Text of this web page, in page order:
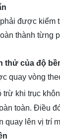
được kiểm
thành từng
thử của độ
quay vòng
trừ khi trục
toàn. Điều
quay lên vị trí